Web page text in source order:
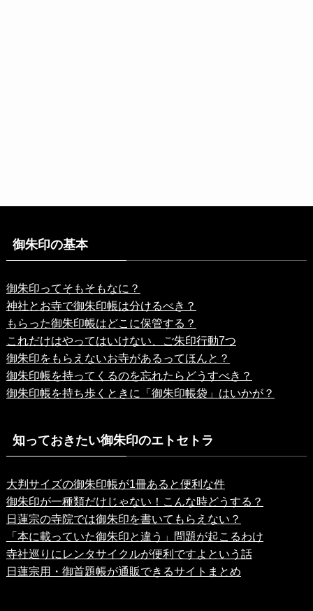
御朱印の基本
御朱印ってそもそもなに？
神社とお寺で御朱印帳は分けるべき？
もらった御朱印帳はどこに保管する？
これだけはやってはいけない、ご朱印行動7つ
御朱印をもらえないお寺があるってほんと？
御朱印帳を持ってくるのを忘れたらどうすべき？
御朱印帳を持ち歩くときに「御朱印帳袋」はいかが？
知っておきたい御朱印のエトセトラ
大判サイズの御朱印帳が1冊あると便利な件
御朱印が一種類だけじゃない！こんな時どうする？
日蓮宗の寺院では御朱印を書いてもらえない？
「本に載っていた御朱印と違う」問題が起こるわけ
寺社巡りにレンタサイクルが便利ですよという話
日蓮宗用・御首題帳が通販できるサイトまとめ